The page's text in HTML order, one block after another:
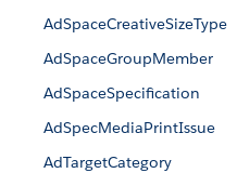
AdSpaceCreativeSizeType
AdSpaceGroupMember
AdSpaceSpecification
AdSpecMediaPrintIssue
AdTargetCategory